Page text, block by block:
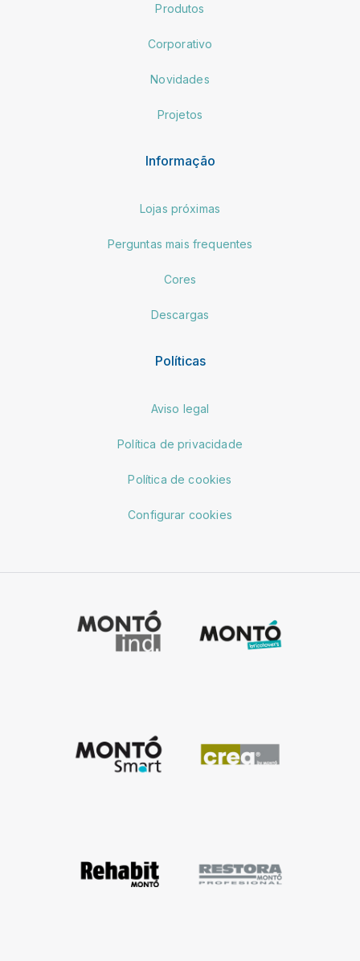
Produtos
Corporativo
Novidades
Projetos
Informação
Lojas próximas
Perguntas mais frequentes
Cores
Descargas
Políticas
Aviso legal
Política de privacidade
Política de cookies
Configurar cookies